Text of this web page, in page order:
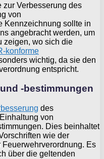
Verbesserung des
von
Kennzeichnung sollte in
angebracht werden, um
zeigen, wo sich die
konforme
wichtig, da sie den
entspricht.
-bestimmungen
des
von
Dies beinhaltet
wie der
Es
über die geltenden